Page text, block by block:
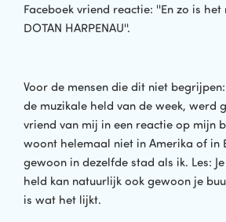
Faceboek vriend reactie: ''En zo is
DOTAN HARPENAU''.
Voor de mensen die dit niet
de muzikale held van de week, werd
vriend van mij in een reactie op mijn
woont helemaal niet in Amerika of in
gewoon in dezelfde stad als ik. Les:
held kan natuurlijk ook gewoon je
is wat het lijkt.